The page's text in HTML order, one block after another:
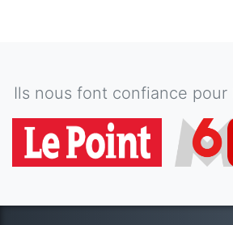
Ils nous font confiance pour